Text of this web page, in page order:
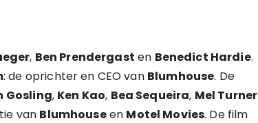
, Ben Prendergast en Benedict Hardie.
: de oprichter en CEO van Blumhouse. De
Gosling, Ken Kao, Bea Sequeira, Mel Turner
van Blumhouseen Motel Movies. De film